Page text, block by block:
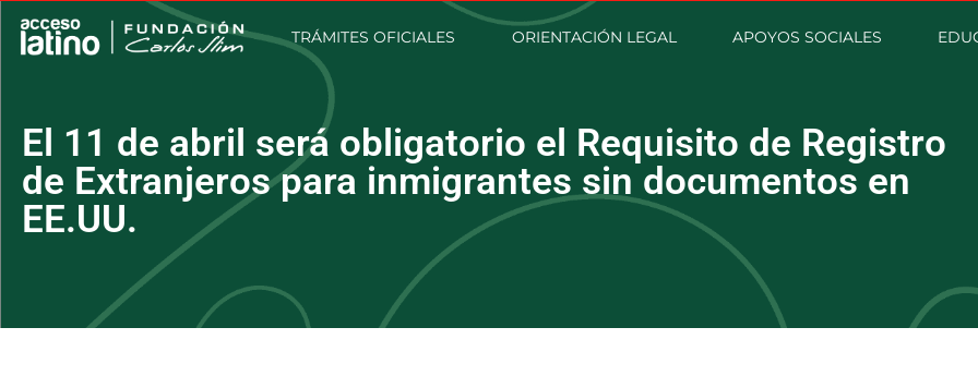
TRÁMITES OFICIALES ORIENTACIÓN LEGAL APOYOS SOCIALES
El 11 de abril será obligatorio el Requisito de Registro
de Extranjeros para inmigrantes sin documentos en
EE.UU.